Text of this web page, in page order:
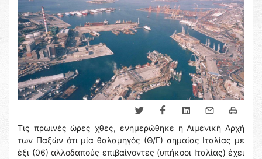
Τις πρωινές ώρες χθες, ενημερώθηκε η Λιμενική Αρχή
των Παξών ότι μία θαλαμηγός (Θ/Γ) σημαίας Ιταλίας με
έξι (06) αλλοδαπούς επιβαίνοντες (υπήκοοι Ιταλίας) έχει